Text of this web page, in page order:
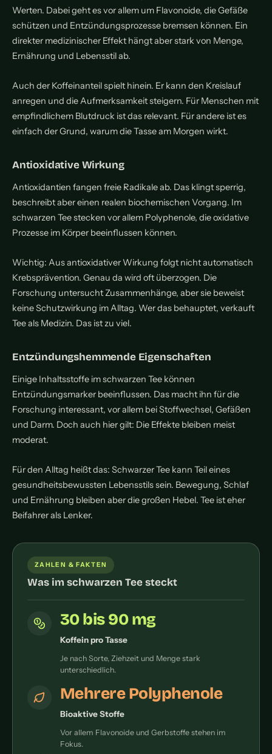
Werten. Dabei geht es vor allem um Flavonoide, die Gefäße
schützen und Entzündungsprozesse bremsen können. Ein
direkter medizinischer Effekt hängt aber stark von Menge,
Ernährung und Lebensstil ab.
Auch der Koffeinanteil spielt hinein. Er kann den Kreislauf
anregen und die Aufmerksamkeit steigern. Für Menschen mit
empfindlichem Blutdruck ist das relevant. Für andere ist es
einfach der Grund, warum die Tasse am Morgen wirkt.
Antioxidative Wirkung
Antioxidantien fangen freie Radikale ab. Das klingt sperrig,
beschreibt aber einen realen biochemischen Vorgang. Im
schwarzen Tee stecken vor allem Polyphenole, die oxidative
Prozesse im Körper beeinflussen können.
Wichtig: Aus antioxidativer Wirkung folgt nicht automatisch
Krebsprävention. Genau da wird oft überzogen. Die
Forschung untersucht Zusammenhänge, aber sie beweist
keine Schutzwirkung im Alltag. Wer das behauptet, verkauft
Tee als Medizin. Das ist zu viel.
Entzündungshemmende Eigenschaften
Einige Inhaltsstoffe im schwarzen Tee können
Entzündungsmarker beeinflussen. Das macht ihn für die
Forschung interessant, vor allem bei Stoffwechsel, Gefäßen
und Darm. Doch auch hier gilt: Die Effekte bleiben meist
moderat.
Für den Alltag heißt das: Schwarzer Tee kann Teil eines
gesundheitsbewussten Lebensstils sein. Bewegung, Schlaf
und Ernährung bleiben aber die großen Hebel. Tee ist eher
Beifahrer als Lenker.
ZAHLEN & FAKTEN
Was im schwarzen Tee steckt
30 bis 90 mg
Koffein pro Tasse
Je nach Sorte, Ziehzeit und Menge stark
unterschiedlich.
Mehrere Polyphenole
Bioaktive Stoffe
Vor allem Flavonoide und Gerbstoffe stehen im
Fokus.